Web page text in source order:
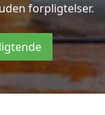
forpligtelser.